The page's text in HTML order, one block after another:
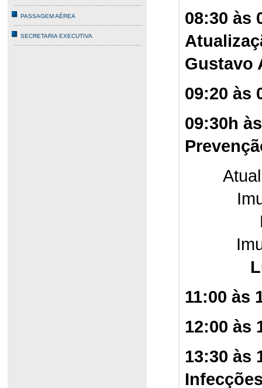
PASSAGEM AÉREA
SECRETARIA EXECUTIVA
08:30 às
Gustavo
09:20 às
09:30h
11:00 às
12:00 às
13:30 às